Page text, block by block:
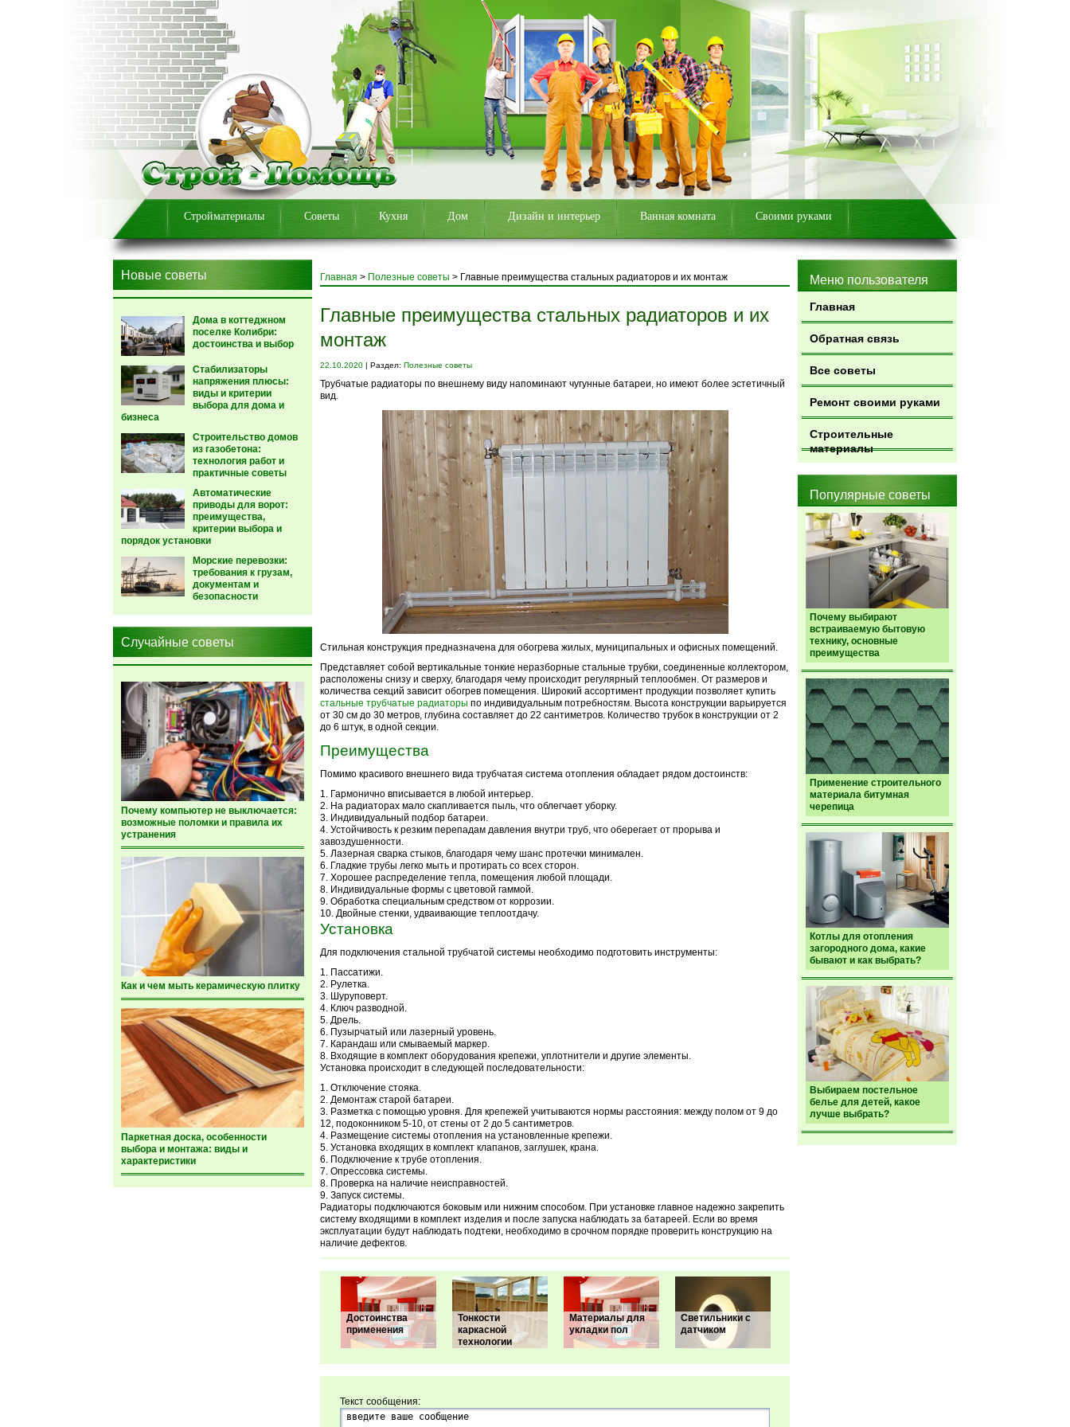
Стройматериалы Советы Кухня Дом Дизайн и интерьер Ванная комната Своими руками
Новые советы
Дома в коттеджном
поселке Колибри:
достоинства и выбор
Стабилизаторы
напряжения плюсы:
виды и критерии
выбора для дома и
бизнеса
Строительство домов
из газобетона:
технология работ и
практичные советы
Автоматические
приводы для ворот:
преимущества,
критерии выбора и
порядок установки
Морские перевозки:
требования к грузам,
документам и
безопасности
Случайные советы
Почему компьютер не выключается:
возможные поломки и правила их
устранения
Как и чем мыть керамическую плитку
Паркетная доска, особенности
выбора и монтажа: виды и
характеристики
Меню пользователя
Главная
Обратная связь
Все советы
Ремонт своими руками
Строительные
материалы
Популярные советы
Почему выбирают
встраиваемую бытовую
технику, основные
преимущества
Применение строительного
материала битумная
черепица
Котлы для отопления
загородного дома, какие
бывают и как выбрать?
Выбираем постельное
белье для детей, какое
лучше выбрать?
Главная > Полезные советы > Главные преимущества стальных радиаторов и их монтаж
Главные преимущества стальных радиаторов и их
монтаж
22.10.2020 | Раздел: Полезные советы
Трубчатые радиаторы по внешнему виду напоминают чугунные батареи, но имеют более эстетичный
вид.
Стильная конструкция предназначена для обогрева жилых, муниципальных и офисных помещений.
Представляет собой вертикальные тонкие неразборные стальные трубки, соединенные коллектором,
расположены снизу и сверху, благодаря чему происходит регулярный теплообмен. От размеров и
количества секций зависит обогрев помещения. Широкий ассортимент продукции позволяет купить
стальные трубчатые радиаторы по индивидуальным потребностям. Высота конструкции варьируется
от 30 см до 30 метров, глубина составляет до 22 сантиметров. Количество трубок в конструкции от 2
до 6 штук, в одной секции.
Преимущества
Помимо красивого внешнего вида трубчатая система отопления обладает рядом достоинств:
Гармонично вписывается в любой интерьер.
На радиаторах мало скапливается пыль, что облегчает уборку.
Индивидуальный подбор батареи.
Устойчивость к резким перепадам давления внутри труб, что оберегает от прорыва и
завоздушенности.
Лазерная сварка стыков, благодаря чему шанс протечки минимален.
Гладкие трубы легко мыть и протирать со всех сторон.
Хорошее распределение тепла, помещения любой площади.
Индивидуальные формы с цветовой гаммой.
Обработка специальным средством от коррозии.
Двойные стенки, удваивающие теплоотдачу.
Установка
Для подключения стальной трубчатой системы необходимо подготовить инструменты:
Пассатижи.
Рулетка.
Шуруповерт.
Ключ разводной.
Дрель.
Пузырчатый или лазерный уровень.
Карандаш или смываемый маркер.
Входящие в комплект оборудования крепежи, уплотнители и другие элементы.
Установка происходит в следующей последовательности:
Отключение стояка.
Демонтаж старой батареи.
Разметка с помощью уровня. Для крепежей учитываются нормы расстояния: между полом от 9 до
12, подоконником 5-10, от стены от 2 до 5 сантиметров.
Размещение системы отопления на установленные крепежи.
Установка входящих в комплект клапанов, заглушек, крана.
Подключение к трубе отопления.
Опрессовка системы.
Проверка на наличие неисправностей.
Запуск системы.
Радиаторы подключаются боковым или нижним способом. При установке главное надежно закрепить
систему входящими в комплект изделия и после запуска наблюдать за батареей. Если во время
эксплуатации будут наблюдать подтеки, необходимо в срочном порядке проверить конструкцию на
наличие дефектов.
Достоинства
применения
Тонкости
каркасной
технологии
Материалы для
укладки пол
Светильники с
датчиком
Текст сообщения: